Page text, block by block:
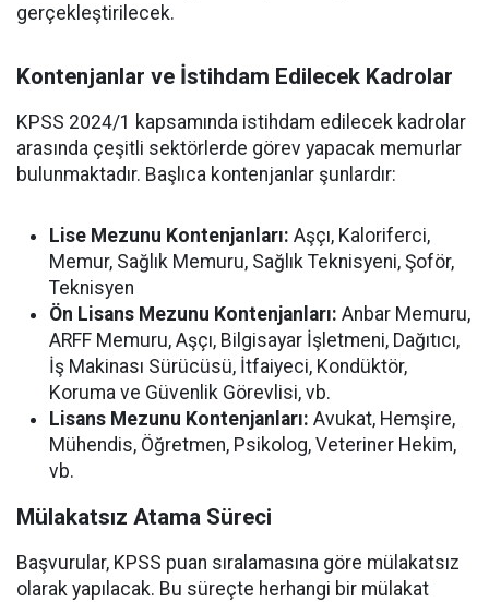
gerçekleştirilecek.
Kontenjanlar ve İstihdam Edilecek Kadrolar
KPSS 2024/1 kapsamında istihdam edilecek kadrolar
arasında çeşitli sektörlerde görev yapacak memurlar
bulunmaktadır. Başlıca kontenjanlar şunlardır:
Lise Mezunu Kontenjanları: Aşçı, Kaloriferci,
Memur, Sağlık Memuru, Sağlık Teknisyeni, Şoför,
Teknisyen
Ön Lisans Mezunu Kontenjanları: Anbar Memuru,
ARFF Memuru, Aşçı, Bilgisayar İşletmeni, Dağıtıcı,
İş Makinası Sürücüsü, İtfaiyeci, Kondüktör,
Koruma ve Güvenlik Görevlisi, vb.
Lisans Mezunu Kontenjanları: Avukat, Hemşire,
Mühendis, Öğretmen, Psikolog, Veteriner Hekim,
vb.
Mülakatsız Atama Süreci
Başvurular, KPSS puan sıralamasına göre mülakatsız
olarak yapılacak. Bu süreçte herhangi bir mülakat